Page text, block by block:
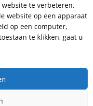
te verbeteren.
website op een apparaat
op een computer,
te klikken, gaat u
Privacy
en